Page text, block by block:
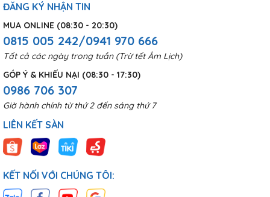
ĐĂNG KÝ NHẬN TIN
MUA ONLINE (08:30 - 20:30)
0815 005 242/0941 970 666
Tất cả các ngày trong tuần (Trừ tết Âm Lịch)
GÓP Ý & KHIẾU NẠI (08:30 - 17:30)
0986 706 307
Giờ hành chính từ thứ 2 đến sáng thứ 7
LIÊN KẾT SÀN
KẾT NỐI VỚI CHÚNG TÔI: